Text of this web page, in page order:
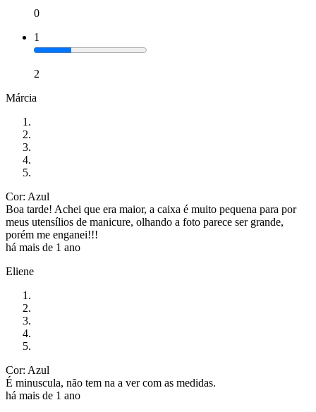
0
1
2
Márcia
Cor: Azul
Boa tarde! Achei que era maior, a caixa é muito pequena para por
meus utensílios de manicure, olhando a foto parece ser grande,
porém me enganei!!!
há mais de 1 ano
Eliene
Cor: Azul
É minuscula, não tem na a ver com as medidas.
há mais de 1 ano